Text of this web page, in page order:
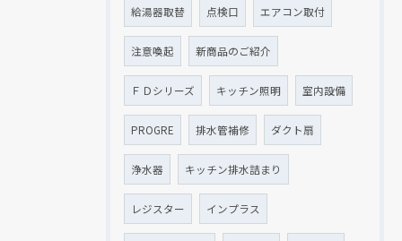
給湯器取替 点検口 エアコン取付
注意喚起 新商品のご紹介
ＦＤシリーズ キッチン照明 室内設備
PROGRE 排水管補修 ダクト扇
浄水器 キッチン排水詰まり
レジスター インプラス